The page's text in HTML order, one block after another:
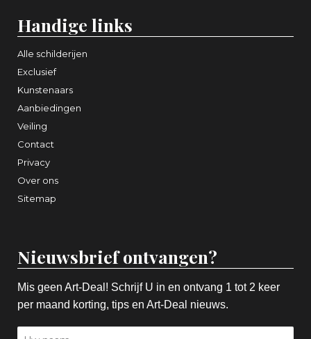
Handige links
Alle schilderijen
Exclusief
Kunstenaars
Aanbiedingen
Veiling
Contact
Privacy
Over ons
Sitemap
Nieuwsbrief ontvangen?
Mis geen Art-Deal! Schrijf U in en ontvang 1 tot 2 keer
per maand korting, tips en Art-Deal nieuws.